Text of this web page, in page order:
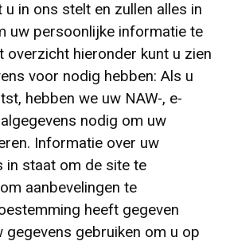
en buiten
Fiets
tassen
Mutsen
in ons stelt en zullen alles in
uw persoonlijke informatie te
overzicht hieronder kunt u zien
voor nodig hebben: Als u
hebben we uw NAW-, e-
nodig om uw
Informatie over uw
in staat om de site te
aanbevelingen te
heeft gegeven
gegevens gebruiken om u op